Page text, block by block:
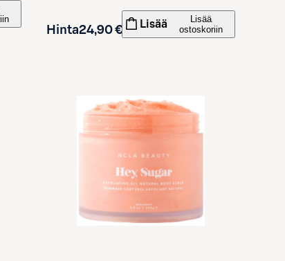
Hinta24,90 € Lisää
Lisää
ostoskoriin